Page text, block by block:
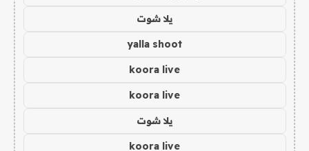
يلا شوت
yalla shoot
koora live
koora live
يلا شوت
koora live